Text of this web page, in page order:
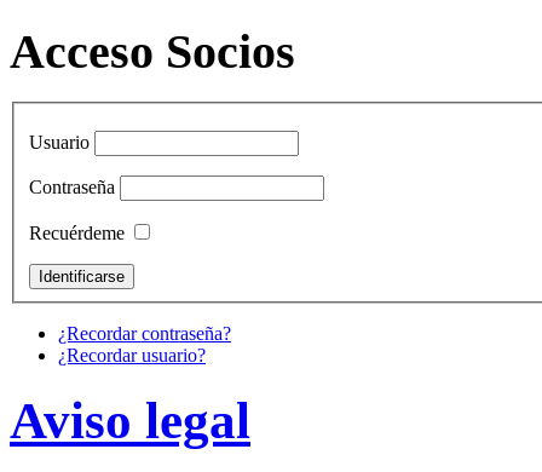
Acceso Socios
Usuario
Contraseña
Recuérdeme
¿Recordar contraseña?
¿Recordar usuario?
Aviso legal